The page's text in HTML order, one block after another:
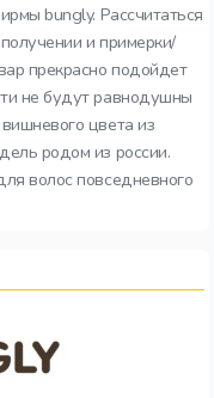
bungly. Рассчитаться
и примерки/
прекрасно подойдет
не будут равнодушны
цвета из
родом из россии.
волос повседневного